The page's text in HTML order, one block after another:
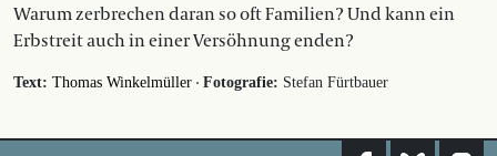
Warum zerbrechen daran so oft Familien? Und kann ein
Erbstreit auch in einer Versöhnung enden?
Text: Thomas Winkelmüller · Fotografie: Stefan Fürtbauer